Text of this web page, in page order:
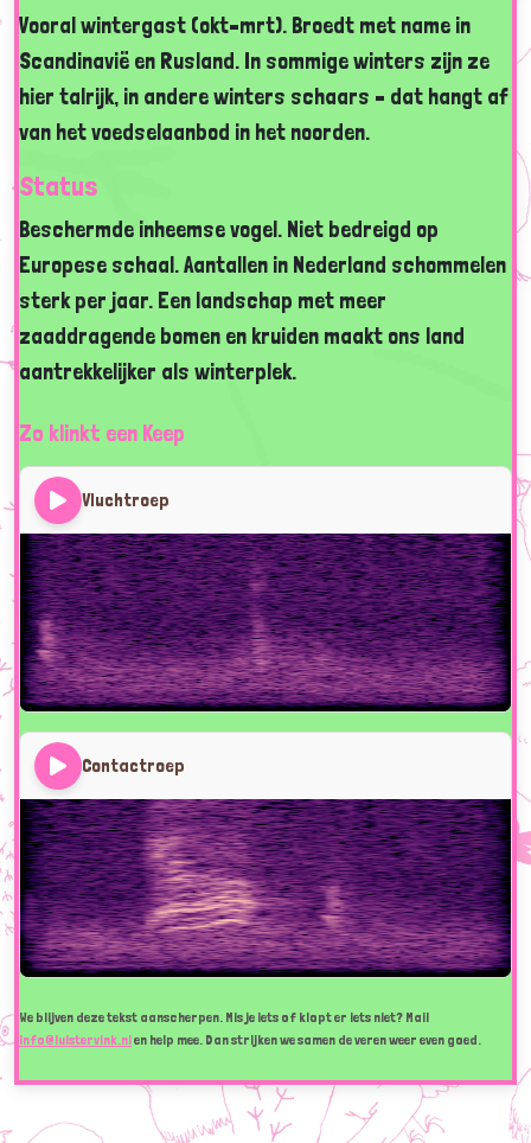
Vooral wintergast (okt–mrt). Broedt met name in
Scandinavië en Rusland. In sommige winters zijn ze
hier talrijk, in andere winters schaars – dat hangt af
van het voedselaanbod in het noorden.
Status
Beschermde inheemse vogel. Niet bedreigd op
Europese schaal. Aantallen in Nederland schommelen
sterk per jaar. Een landschap met meer
zaaddragende bomen en kruiden maakt ons land
aantrekkelijker als winterplek.
Zo klinkt een Keep
Vluchtroep
Contactroep
We blijven deze tekst aanscherpen. Mis je iets of klopt er iets niet? Mail
info@luistervink.nlen help mee. Dan strijken we samen de veren weer even goed.